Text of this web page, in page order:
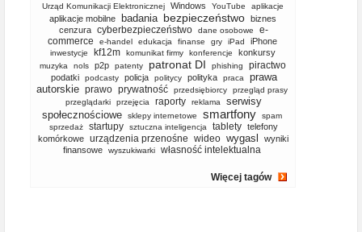
Urząd Komunikacji Elektronicznej Windows YouTube aplikacje
aplikacje mobilne badania bezpieczeństwo biznes
cenzura cyberbezpieczeństwo dane osobowe
e-
commerce
e-handel edukacja finanse gry iPad iPhone
inwestycje kf12m komunikat firmy konferencje konkursy
muzyka nols p2p patenty patronat DI phishing piractwo
podatki podcasty policja politycy polityka praca
prawa
autorskie prawo prywatność przedsiębiorcy
przegląd prasy
przeglądarki
przejęcia raporty reklama
serwisy
społecznościowe
sklepy internetowe smartfony
spam
sprzedaż
startupy sztuczna inteligencja tablety telefony
komórkowe
urządzenia przenośne wideo wygasl
wyniki
finansowe
wyszukiwarki własność intelektualna
Więcej tagów